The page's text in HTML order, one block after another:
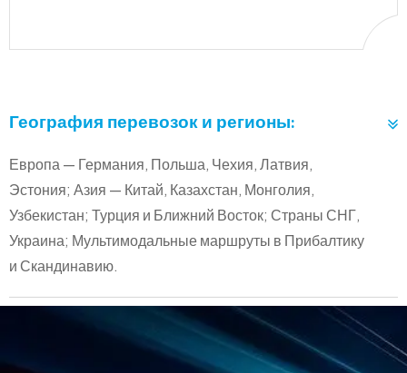
География перевозок и регионы:
Европа — Германия, Польша, Чехия, Латвия,
Эстония; Азия — Китай, Казахстан, Монголия,
Узбекистан; Турция и Ближний Восток; Страны СНГ,
Украина; Мультимодальные маршруты в Прибалтику
и Скандинавию.